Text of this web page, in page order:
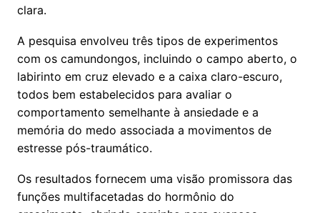
clara.
A pesquisa envolveu três tipos de experimentos
com os camundongos, incluindo o campo aberto, o
labirinto em cruz elevado e a caixa claro-escuro,
todos bem estabelecidos para avaliar o
comportamento semelhante à ansiedade e a
memória do medo associada a movimentos de
estresse pós-traumático.
Os resultados fornecem uma visão promissora das
funções multifacetadas do hormônio do